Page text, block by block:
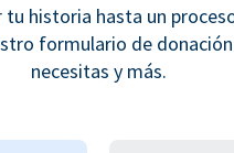
tu historia hasta un
formulario de
necesitas y más.